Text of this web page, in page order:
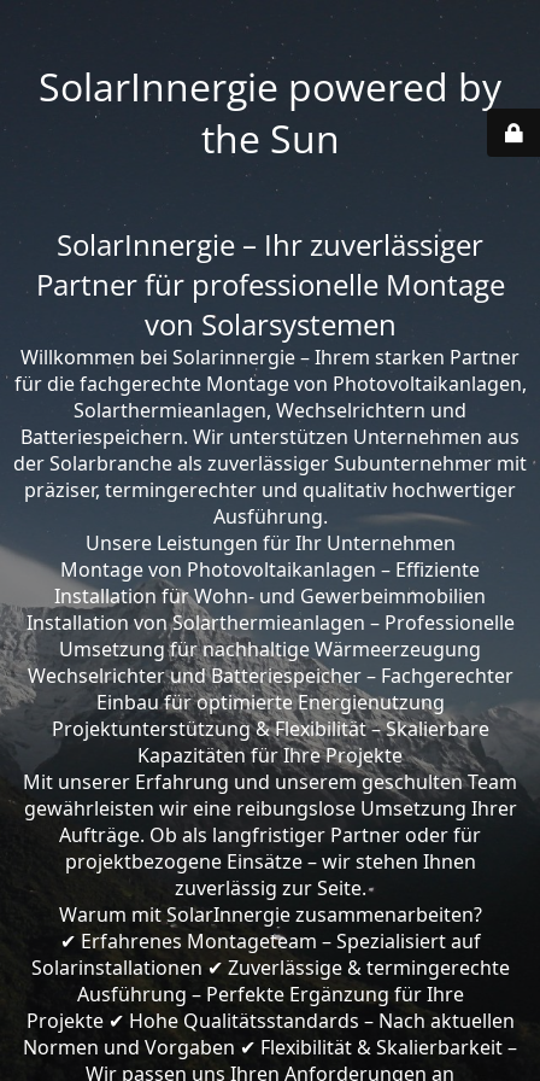
SolarInnergie powered by
the Sun
SolarInnergie – Ihr zuverlässiger
Partner für professionelle Montage
von Solarsystemen
Willkommen bei Solarinnergie – Ihrem starken Partner
für die fachgerechte Montage von Photovoltaikanlagen,
Solarthermieanlagen, Wechselrichtern und
Batteriespeichern. Wir unterstützen Unternehmen aus
der Solarbranche als zuverlässiger Subunternehmer mit
präziser, termingerechter und qualitativ hochwertiger
Ausführung.
Unsere Leistungen für Ihr Unternehmen
Montage von Photovoltaikanlagen – Effiziente
Installation für Wohn- und Gewerbeimmobilien
Installation von Solarthermieanlagen – Professionelle
Umsetzung für nachhaltige Wärmeerzeugung
Wechselrichter und Batteriespeicher – Fachgerechter
Einbau für optimierte Energienutzung
Projektunterstützung & Flexibilität – Skalierbare
Kapazitäten für Ihre Projekte
Mit unserer Erfahrung und unserem geschulten Team
gewährleisten wir eine reibungslose Umsetzung Ihrer
Aufträge. Ob als langfristiger Partner oder für
projektbezogene Einsätze – wir stehen Ihnen
zuverlässig zur Seite.
Warum mit SolarInnergie zusammenarbeiten?
✔ Erfahrenes Montageteam – Spezialisiert auf
Solarinstallationen ✔ Zuverlässige & termingerechte
Ausführung – Perfekte Ergänzung für Ihre
Projekte ✔ Hohe Qualitätsstandards – Nach aktuellen
Normen und Vorgaben ✔ Flexibilität & Skalierbarkeit –
Wir passen uns Ihren Anforderungen an